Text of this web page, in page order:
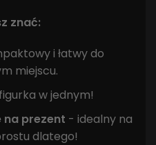
znać:
i łatwy do
miejscu.
w jednym!
prezent - idealny na
dlatego!